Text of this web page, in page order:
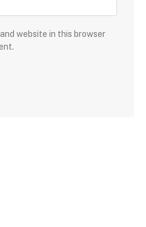
website in this browser